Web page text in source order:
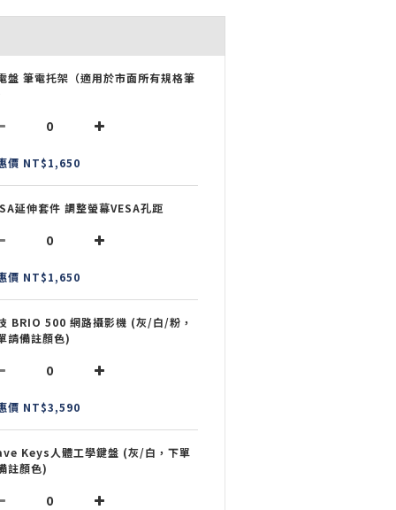
盤 筆電托架（適用於市面所有規格筆
價 NT$1,650
延伸套件 調整螢幕VESA孔距
價 NT$1,650
BRIO 500 網路攝影機 (灰/白/粉，
請備註顏色)
價 NT$3,590
Keys人體工學鍵盤 (灰/白，下單
註顏色)